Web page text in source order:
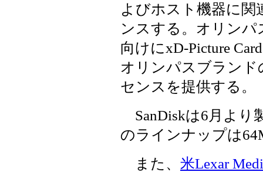
よびホスト機器に
ンスする。オリンパ
向けにxD-Picture
オリンパスブランド
センスを提供する。
SanDiskは6月より
のラインナップは
また、 米Lexar